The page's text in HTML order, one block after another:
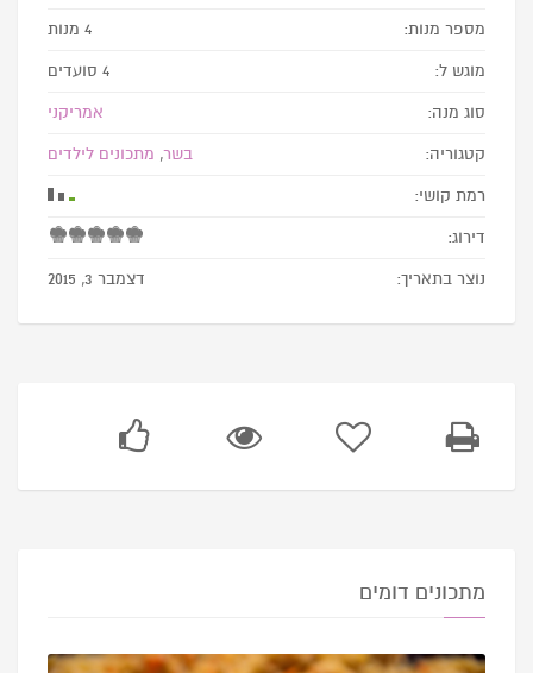
מספר מנות: 4 מנות
מוגש ל: 4 סועדים
סוג מנה: אמריקני
קטגוריה: בשר, מתכונים לילדים
רמת קושי:
דירוג:
נוצר בתאריך: דצמבר 3, 2015
מתכונים דומים